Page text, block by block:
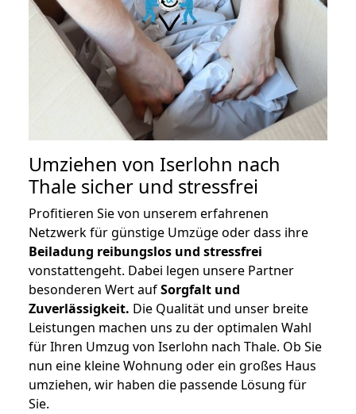
Umziehen von Iserlohn nach
Thale sicher und stressfrei
Profitieren Sie von unserem erfahrenen
Netzwerk für günstige Umzüge oder dass ihre
Beiladung reibungslos und stressfrei
vonstattengeht. Dabei legen unsere Partner
besonderen Wert aufSorgfalt und
Zuverlässigkeit. Die Qualität und unser breite
Leistungen machen uns zu der optimalen Wahl
für Ihren Umzug von Iserlohn nach Thale. Ob Sie
nun eine kleine Wohnung oder ein großes Haus
umziehen, wir haben die passende Lösung für
Sie.